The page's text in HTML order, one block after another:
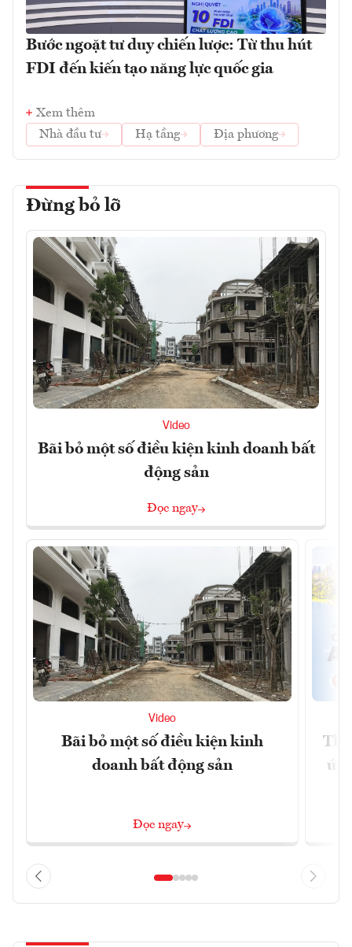
Bước ngoặt tư duy chiến lược: Từ thu hút
FDI đến kiến tạo năng lực quốc gia
Xem thêm
Nhà đầu tư
Hạ tầng Địa phương
Đừng bỏ lỡ
Video
Bãi bỏ một số điều kiện kinh doanh bất
động sản
Đọc ngay
Video
Bãi bỏ một số điều kiện kinh
doanh bất động sản
Đọc ngay